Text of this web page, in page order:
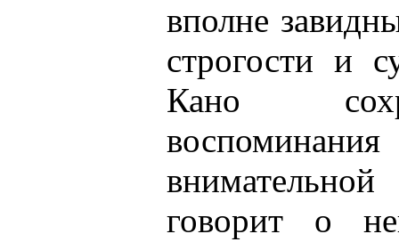
вполне
строгости и
Кано
говорит о